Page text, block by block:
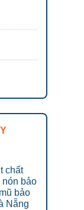
chất
nón bảo
bảo
Nẵng